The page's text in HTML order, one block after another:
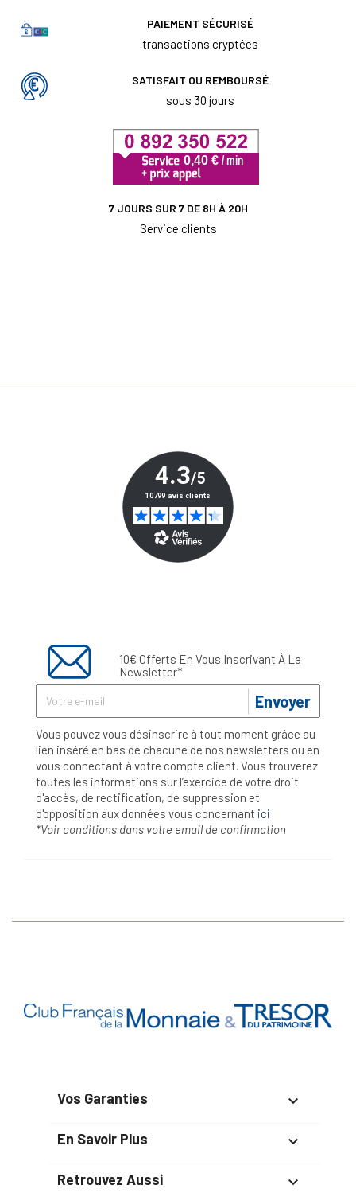
PAIEMENT SÉCURISÉ
transactions cryptées
SATISFAIT OU REMBOURSÉ
sous 30 jours
7 JOURS SUR 7 DE 8H À 20H
Service clients
10€ Offerts En Vous Inscrivant À La
Newsletter*
Envoyer
Vous pouvez vous désinscrire à tout moment grâce au
lien inséré en bas de chacune de nos newsletters ou en
vous connectant à votre compte client. Vous trouverez
toutes les informations sur l’exercice de votre droit
d'accès, de rectification, de suppression et
d'opposition aux données vous concernant ici
*Voir conditions dans votre email de confirmation
Vos Garanties 
En Savoir Plus 
Retrouvez Aussi 